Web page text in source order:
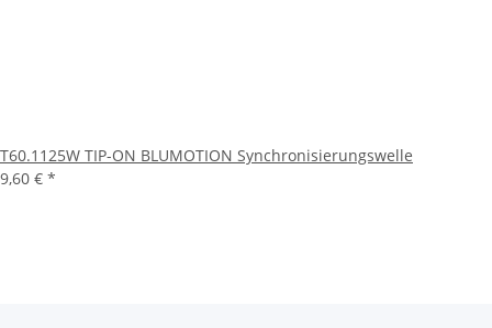
T60.1125W TIP-ON BLUMOTION Synchronisierungswelle
9,60 € *